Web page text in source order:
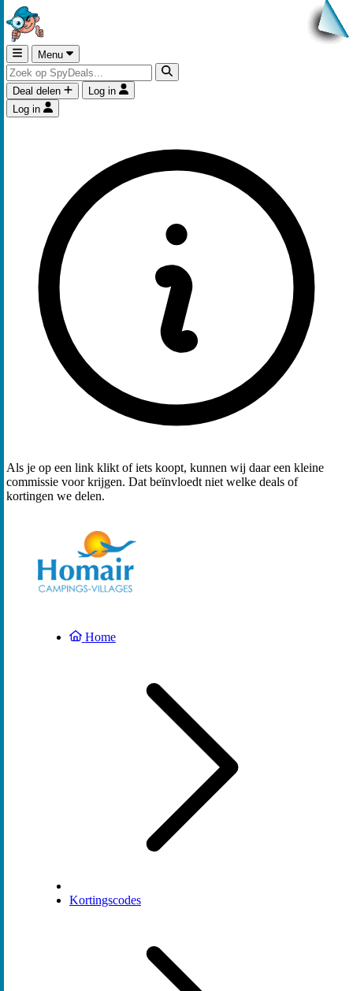
Menu
Deal delen
Log in
Log in
Als je op een link klikt of iets koopt, kunnen wij daar een kleine
commissie voor krijgen. Dat beïnvloedt niet welke deals of
kortingen we delen.
Home
Kortingscodes